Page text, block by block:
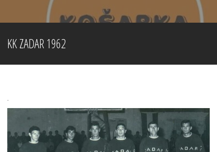
KK ZADAR 1962
.